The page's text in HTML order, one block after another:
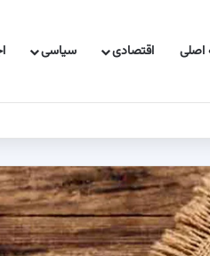
اقتصادی سیاسی